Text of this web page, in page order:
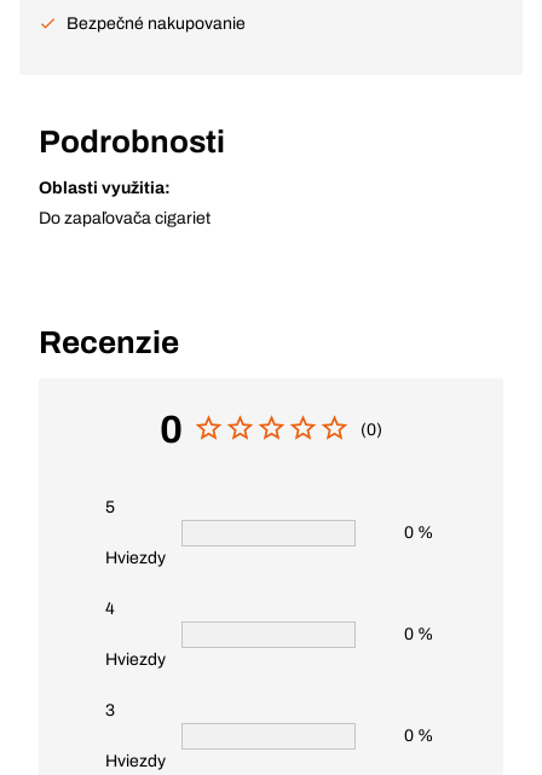
Bezpečné nakupovanie
Podrobnosti
Oblasti využitia:
Do zapaľovača cigariet
Recenzie
0 (0)
5
Hviezdy
0 %
4
Hviezdy
0 %
3
Hviezdy
0 %